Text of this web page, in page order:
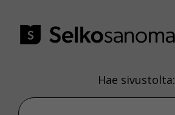
Hae sivustolta: